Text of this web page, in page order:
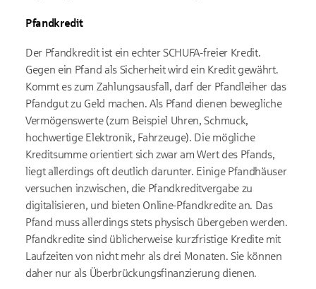
Pfandkredit
Der Pfandkredit ist ein echter SCHUFA-freier Kredit.
Gegen ein Pfand als Sicherheit wird ein Kredit gewährt.
Kommt es zum Zahlungsausfall, darf der Pfandleiher das
Pfandgut zu Geld machen. Als Pfand dienen bewegliche
Vermögenswerte (zum Beispiel Uhren, Schmuck,
hochwertige Elektronik, Fahrzeuge). Die mögliche
Kreditsumme orientiert sich zwar am Wert des Pfands,
liegt allerdings oft deutlich darunter. Einige Pfandhäuser
versuchen inzwischen, die Pfandkreditvergabe zu
digitalisieren, und bieten Online-Pfandkredite an. Das
Pfand muss allerdings stets physisch übergeben werden.
Pfandkredite sind üblicherweise kurzfristige Kredite mit
Laufzeiten von nicht mehr als drei Monaten. Sie können
daher nur als Überbrückungsfinanzierung dienen.